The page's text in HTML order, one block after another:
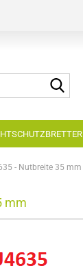
- Nutbreite 35 mm
mm